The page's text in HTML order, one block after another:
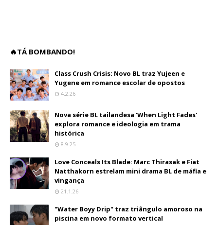
🔥TÁ BOMBANDO!
Class Crush Crisis: Novo BL traz Yujeen e
Yugene em romance escolar de opostos
4.2.26
Nova série BL tailandesa 'When Light Fades'
explora romance e ideologia em trama
histórica
8.9.25
Love Conceals Its Blade: Marc Thirasak e Fiat
Natthakorn estrelam mini drama BL de máfia e
vingança
21.1.26
"Water Boyy Drip" traz triângulo amoroso na
piscina em novo formato vertical